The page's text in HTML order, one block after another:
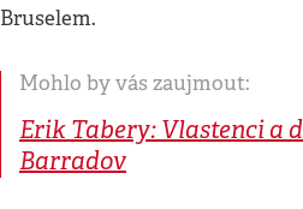
Bruselem.
Mohlo by vás zaujmout:
Erik Tabery: Vlastenci a
Barradov